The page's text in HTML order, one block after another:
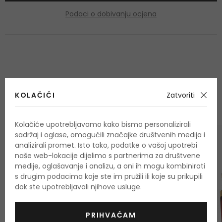
Podaci o dobivanju ocjena
Lattafa Mayar
-10%. KOD: OUTLET10
KOLAČIĆI Zatvoriti
Kolačiće upotrebljavamo kako bismo personalizirali
sadržaj i oglase, omogućili značajke društvenih medija i
analizirali promet. Isto tako, podatke o vašoj upotrebi
naše web-lokacije dijelimo s partnerima za društvene
medije, oglašavanje i analizu, a oni ih mogu kombinirati
s drugim podacima koje ste im pružili ili koje su prikupili
dok ste upotrebljavali njihove usluge.
PRIHVAĆAM